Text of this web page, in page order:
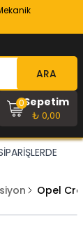
ARA
Sepetim
₺ 0,00
0
Opel